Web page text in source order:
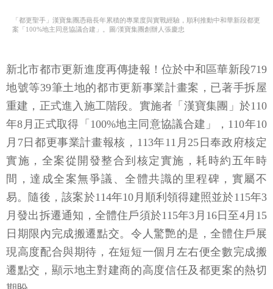
「都更聖手」漢寶集團憑藉長年累積的專業度與實戰經驗，順利推動中和華新段都更
案「100%地主同意協議合建」。圖/漢寶集團創辦人張慶忠
新北市都市更新進度再傳捷報！位於中和區華新段719
地號等39筆土地的都市更新事業計畫案，已著手拆屋
重建，正式進入施工階段。實施者「漢寶集團」於110
年8月正式取得「100%地主同意協議合建」，110年10
月7日都更事業計畫報核，113年11月25日奉政府核定
實施，全案從開發整合到核定實施，耗時約五年時
間，達成全案無爭議、全體共識的里程碑，實屬不
易。隨後，該案於114年10月順利領得建照並於115年3
月發出拆遷通知，全體住戶須於115年3月16日至4月15
日期限內完成搬遷點交。令人驚艷的是，全體住戶展
現高度配合與期待，在短短一個月左右便全數完成搬
遷點交，顯示地主對建商的高度信任及都更案的熱切